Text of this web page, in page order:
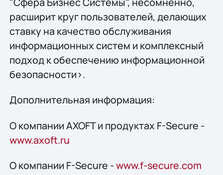
расширит круг пользователей, делающих
ставку на качество обслуживания
информационных систем и комплексный
подход к обеспечению информационной
безопасности>.
Дополнительная информация:
О компании AXOFT и продуктах F-Secure -
www.axoft.ru
О компании F-Secure -www.f-secure.com